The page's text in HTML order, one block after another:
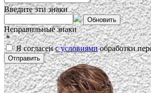
Введите эти знаки
Обновить
Неправильные знаки
*
Я согласенс условиямиобработки
Отправить